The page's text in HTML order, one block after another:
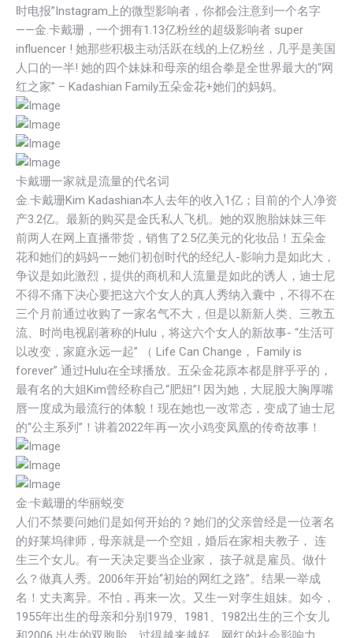
时电报”Instagram上的微型影响者，你都会注意到一个名字
——金.卡戴珊，一个拥有1.13亿粉丝的超级影响者 super
influencer ! 她那些积极主动活跃在线的上亿粉丝，几乎是美国
人口的一半! 她的四个妹妹和母亲的组合拳是全世界最大的“网
红之家” – Kadashian Family五朵金花+她们的妈妈。
卡戴珊一家就是流量的代名词
金.卡戴珊Kim Kadashian本人去年的收入1亿；目前的个人净资
产3.2亿。最新的购买是金氏私人飞机。她的双胞胎妹妹三年
前两人在网上直播带货，销售了2.5亿美元的化妆品！五朵金
花和她们的妈妈——她们初创时代的经纪人-影响力是如此大，
争议是如此激烈，提供的商机和人流量是如此的诱人，迪士尼
不得不痛下决心要把这六个女人的真人秀纳入囊中，不得不在
三个月前通过收购了一家名气不大，但是以新新人类、三教五
流、时尚电视剧著称的Hulu，将这六个女人的新故事- “生活可
以改变，家庭永远一起” （ Life Can Change， Family is
forever” 通过Hulu在全球播放。五朵金花原本都是胖乎乎的，
最有名的大姐Kim曾经称自己“肥妞”! 因为她，大屁股大胸厚嘴
唇一度成为最流行的体貌！现在她也一改常态，变成了迪士尼
的“公主系列”！讲着2022年再一次小鸡变凤凰的传奇故事！
金·卡戴珊的华丽蜕变
人们不禁要问她们是如何开始的？她们的父亲曾经是一位著名
的好莱坞律师，母亲就是一个空姐，婚后在家相夫教子， 连
生三个女儿。有一天决定要当企业家， 孩子就是雇员。做什
么？做真人秀。2006年开始“初始的网红之路”。结果一举成
名！丈夫离异。不怕，再来一次。又生一对孪生姐妹。如今，
1955年出生的母亲和分别1979、1981、1982出生的三个女儿